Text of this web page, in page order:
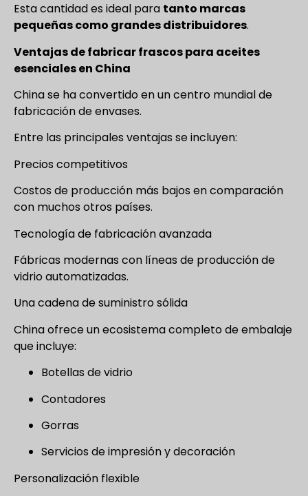
Esta cantidad es ideal para tanto marcas
pequeñas como grandes distribuidores.
Ventajas de fabricar frascos para aceites
esenciales en China
China se ha convertido en un centro mundial de
fabricación de envases.
Entre las principales ventajas se incluyen:
Precios competitivos
Costos de producción más bajos en comparación
con muchos otros países.
Tecnología de fabricación avanzada
Fábricas modernas con líneas de producción de
vidrio automatizadas.
Una cadena de suministro sólida
China ofrece un ecosistema completo de embalaje
que incluye:
Botellas de vidrio
Contadores
Gorras
Servicios de impresión y decoración
Personalización flexible